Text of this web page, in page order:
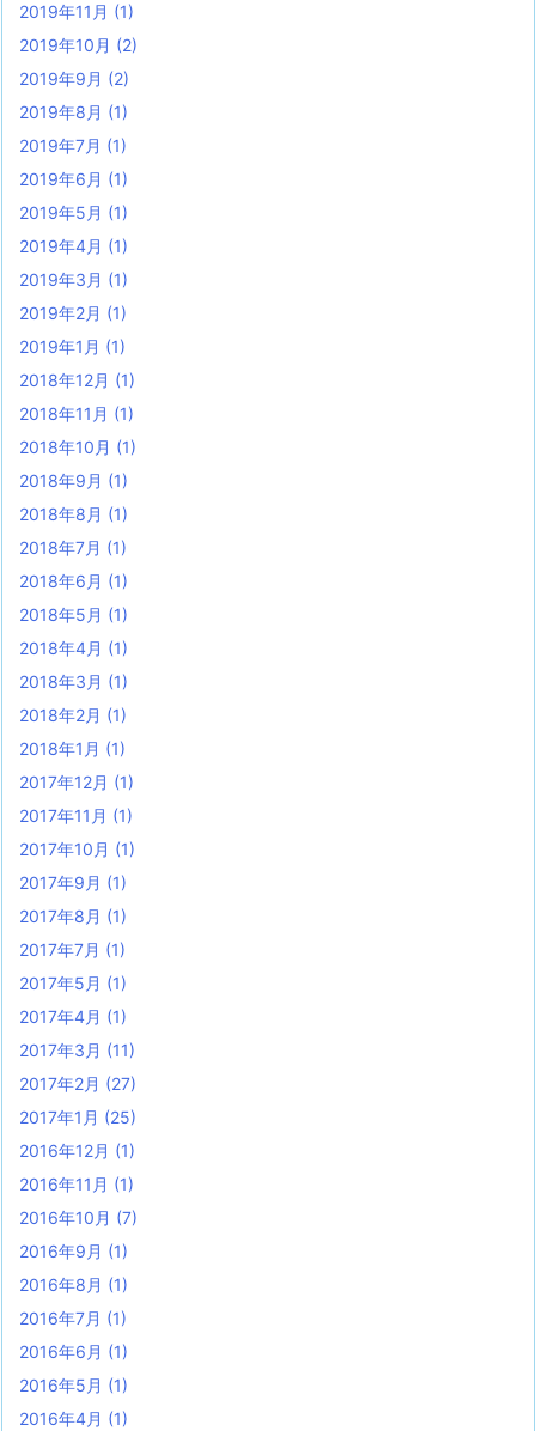
2019年11月 (1)
2019年10月 (2)
2019年9月 (2)
2019年8月 (1)
2019年7月 (1)
2019年6月 (1)
2019年5月 (1)
2019年4月 (1)
2019年3月 (1)
2019年2月 (1)
2019年1月 (1)
2018年12月 (1)
2018年11月 (1)
2018年10月 (1)
2018年9月 (1)
2018年8月 (1)
2018年7月 (1)
2018年6月 (1)
2018年5月 (1)
2018年4月 (1)
2018年3月 (1)
2018年2月 (1)
2018年1月 (1)
2017年12月 (1)
2017年11月 (1)
2017年10月 (1)
2017年9月 (1)
2017年8月 (1)
2017年7月 (1)
2017年5月 (1)
2017年4月 (1)
2017年3月 (11)
2017年2月 (27)
2017年1月 (25)
2016年12月 (1)
2016年11月 (1)
2016年10月 (7)
2016年9月 (1)
2016年8月 (1)
2016年7月 (1)
2016年6月 (1)
2016年5月 (1)
2016年4月 (1)